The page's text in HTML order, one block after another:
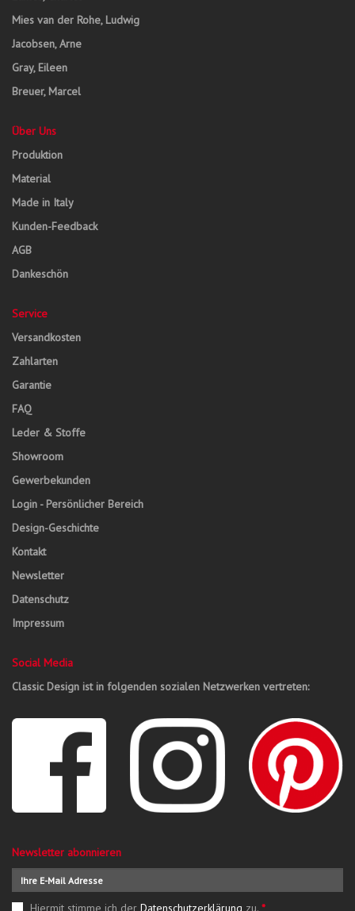
Mies van der Rohe, Ludwig
Jacobsen, Arne
Gray, Eileen
Breuer, Marcel
Über Uns
Produktion
Material
Made in Italy
Kunden-Feedback
AGB
Dankeschön
Service
Versandkosten
Zahlarten
Garantie
FAQ
Leder & Stoffe
Showroom
Gewerbekunden
Login - Persönlicher Bereich
Design-Geschichte
Kontakt
Newsletter
Datenschutz
Impressum
Social Media
Classic Design ist in folgenden sozialen Netzwerken vertreten:
Newsletter abonnieren
Hiermit stimme ich der Datenschutzerklärung zu. *